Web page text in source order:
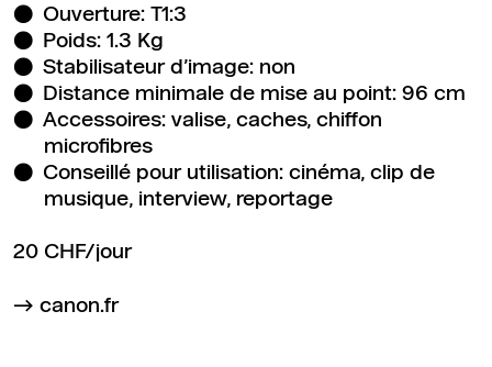
Ouverture: T1:3
Poids: 1.3 Kg
Stabilisateur d’image: non
Distance minimale de mise au point: 96 cm
Accessoires: valise, caches, chiffon
microfibres
Conseillé pour utilisation: cinéma, clip de
musique, interview, reportage
20 CHF/jour
canon.fr